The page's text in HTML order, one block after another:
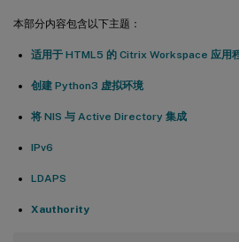
本部分内容包含以下主题：
适用于 HTML5 的 Citrix Workspace 应用
创建 Python3 虚拟环境
将 NIS 与 Active Directory 集成
IPv6
LDAPS
Xauthority